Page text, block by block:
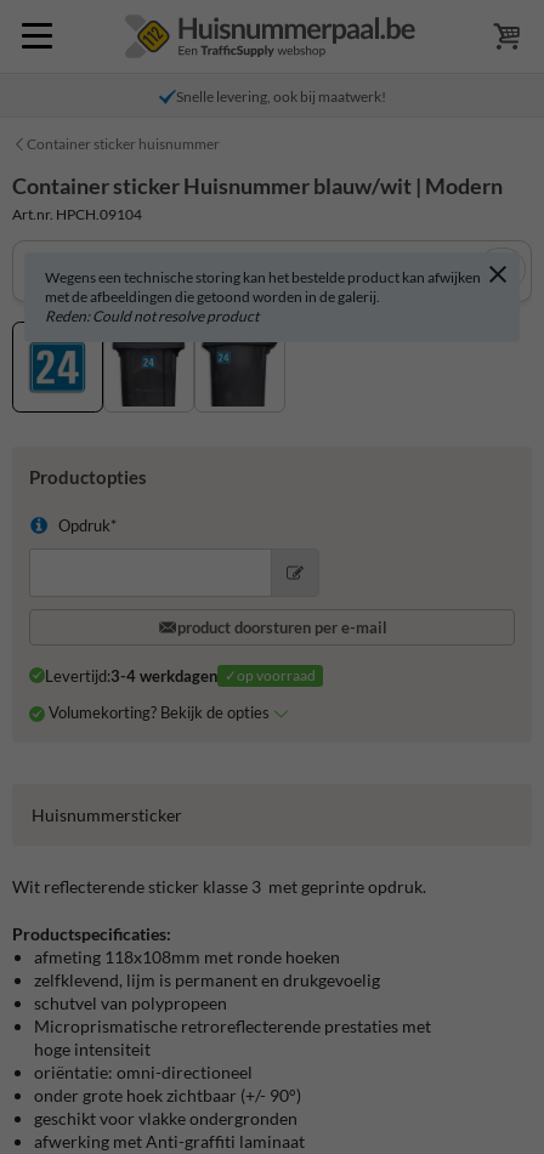
Snelle levering, ook bij maatwerk!
Container sticker huisnummer
Container sticker Huisnummer blauw/wit | Modern
Art.nr. HPCH.09104
Wegens een technische storing kan het bestelde product kan afwijken
met de afbeeldingen die getoond worden in de galerij.
Reden: Could not resolve product
Productopties
Opdruk*
product doorsturen per e-mail
Levertijd:3-4 werkdagen ✓op voorraad
Volumekorting? Bekijk de opties
Huisnummersticker
Wit reflecterende sticker klasse 3 met geprinte opdruk.
Productspecificaties:
afmeting 118x108mm met ronde hoeken
zelfklevend, lijm is permanent en drukgevoelig
schutvel van polypropeen
Microprismatische retroreflecterende prestaties met
hoge intensiteit
oriëntatie: omni-directioneel
onder grote hoek zichtbaar (+/- 90°)
geschikt voor vlakke ondergronden
afwerking met Anti-graffiti laminaat